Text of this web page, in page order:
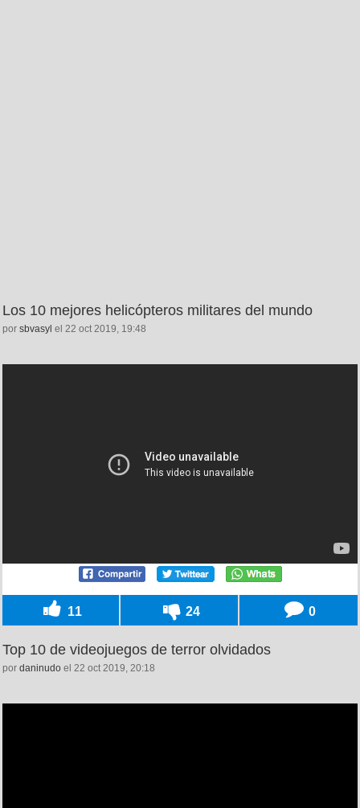
Los 10 mejores helicópteros militares del mundo
por sbvasyl el 22 oct 2019, 19:48
11 24 0
Top 10 de videojuegos de terror olvidados
por daninudo el 22 oct 2019, 20:18